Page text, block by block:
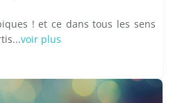
! et ce dans tous les sens
voir plus